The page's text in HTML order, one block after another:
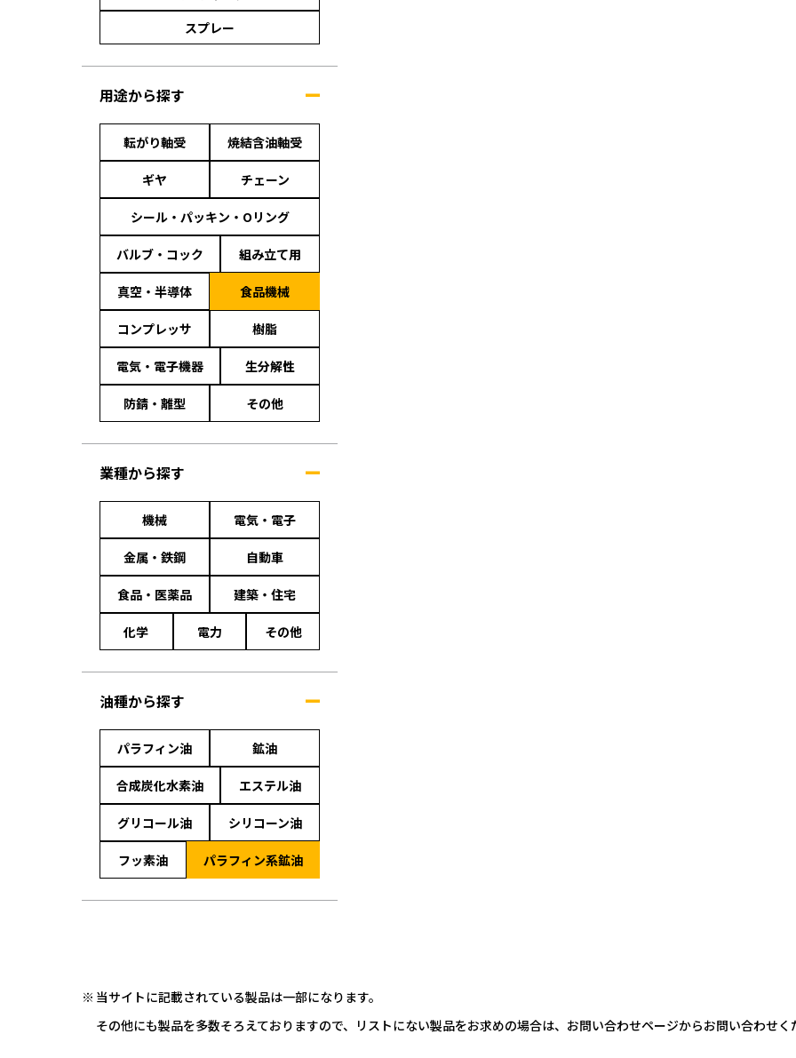
スプレー
用途から探す
転がり軸受 焼結含油軸受
ギヤ チェーン
シール・パッキン・Oリング
バルブ・コック 組み立て用
真空・半導体 食品機械
コンプレッサ 樹脂
電気・電子機器 生分解性
防錆・離型 その他
業種から探す
機械 電気・電子
金属・鉄鋼 自動車
食品・医薬品 建築・住宅
化学 電力 その他
油種から探す
パラフィン油 鉱油
合成炭化水素油 エステル油
グリコール油 シリコーン油
フッ素油 パラフィン系鉱油
当サイトに記載されている製品は一部になります。
その他にも製品を多数そろえておりますので、リストにない製品をお求めの場合は、お問い合わせページからお問い合わせく